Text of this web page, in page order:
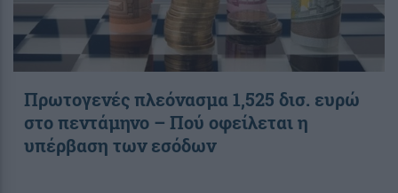
Πρωτογενές πλεόνασμα 1,525 δισ. ευρώ
στο πεντάμηνο – Πού οφείλεται η
υπέρβαση των εσόδων